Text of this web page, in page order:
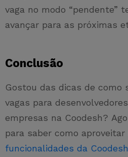
vaga no modo “pendente”
avançar para as próximas
Conclusão
Gostou das dicas de como
vagas para
empresas na Coodesh?
para saber como
funcionalidades da Coodesh